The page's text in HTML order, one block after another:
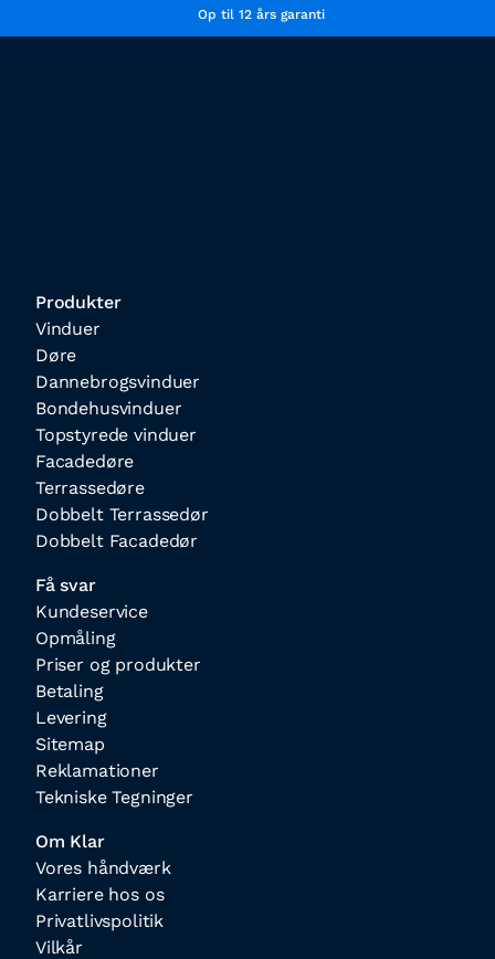
Op til 12 års garanti
Produkter
Vinduer
Døre
Dannebrogsvinduer
Bondehusvinduer
Topstyrede vinduer
Facadedøre
Terrassedøre
Dobbelt Terrassedør
Dobbelt Facadedør
Få svar
Kundeservice
Opmåling
Priser og produkter
Betaling
Levering
Sitemap
Reklamationer
Tekniske Tegninger
Om Klar
Vores håndværk
Karriere hos os
Privatlivspolitik
Vilkår